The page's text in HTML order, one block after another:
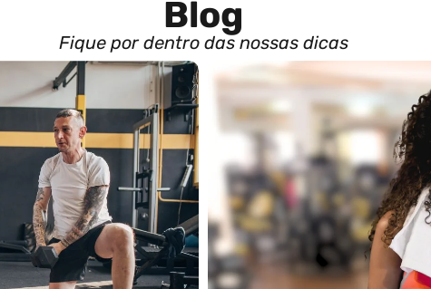
Blog
Fique por dentro das nossas dicas